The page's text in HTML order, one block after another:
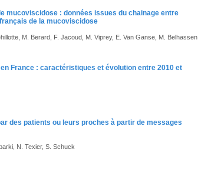
mucoviscidose : données issues du chainage entre
de la mucoviscidose
M. Berard, F. Jacoud, M. Viprey, E. Van Ganse, M. Belhassen
France : caractéristiques et évolution entre 2010 et
des patients ou leurs proches à partir de messages
N. Texier, S. Schuck